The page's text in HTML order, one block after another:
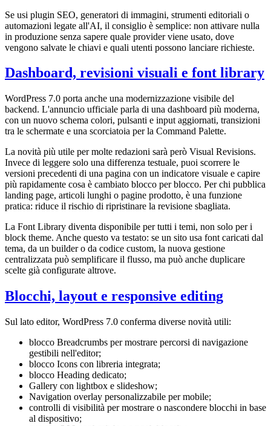
Se usi plugin SEO, generatori di immagini, strumenti editoriali o
automazioni legate all'AI, il consiglio è semplice: non attivare nulla
in produzione senza sapere quale provider viene usato, dove
vengono salvate le chiavi e quali utenti possono lanciare richieste.
Dashboard, revisioni visuali e font library
WordPress 7.0 porta anche una modernizzazione visibile del
backend. L'annuncio ufficiale parla di una dashboard più moderna,
con un nuovo schema colori, pulsanti e input aggiornati, transizioni
tra le schermate e una scorciatoia per la Command Palette.
La novità più utile per molte redazioni sarà però Visual Revisions.
Invece di leggere solo una differenza testuale, puoi scorrere le
versioni precedenti di una pagina con un indicatore visuale e capire
più rapidamente cosa è cambiato blocco per blocco. Per chi pubblica
landing page, articoli lunghi o pagine prodotto, è una funzione
pratica: riduce il rischio di ripristinare la revisione sbagliata.
La Font Library diventa disponibile per tutti i temi, non solo per i
block theme. Anche questo va testato: se un sito usa font caricati dal
tema, da un builder o da codice custom, la nuova gestione
centralizzata può semplificare il flusso, ma può anche duplicare
scelte già configurate altrove.
Blocchi, layout e responsive editing
Sul lato editor, WordPress 7.0 conferma diverse novità utili:
blocco Breadcrumbs per mostrare percorsi di navigazione
gestibili nell'editor;
blocco Icons con libreria integrata;
blocco Heading dedicato;
Gallery con lightbox e slideshow;
Navigation overlay personalizzabile per mobile;
controlli di visibilità per mostrare o nascondere blocchi in base
al dispositivo;